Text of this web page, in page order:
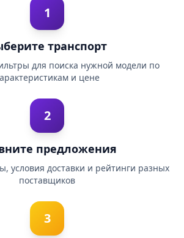
1
транспорт
для поиска нужной модели по
и цене
2
предложения
условия доставки и рейтинги разных
поставщиков
3